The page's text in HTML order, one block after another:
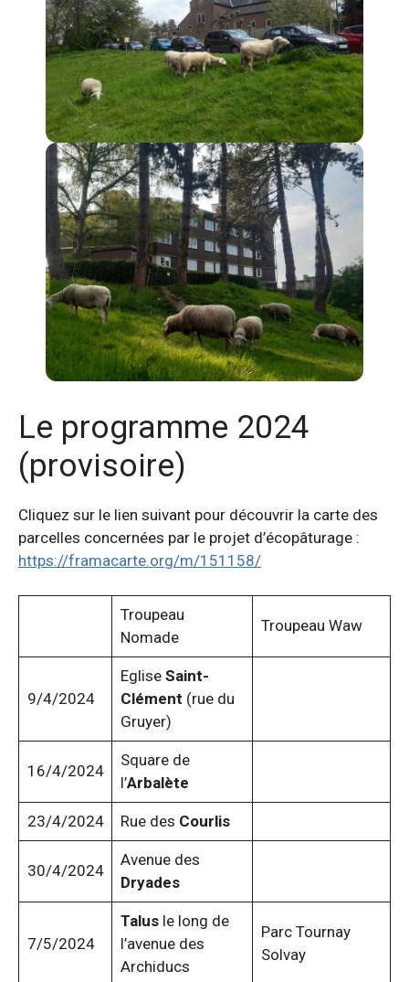
Le programme 2024
(provisoire)
Cliquez sur le lien suivant pour découvrir la carte des
parcelles concernées par le projet d’écopâturage :
https://framacarte.org/m/151158/
Troupeau
Nomade
Troupeau Waw
9/4/2024
Eglise Saint-
Clément (rue du
Gruyer)
16/4/2024
Square de
l’Arbalète
23/4/2024 Rue des Courlis
30/4/2024
Avenue des
Dryades
7/5/2024
Talusle long de
l’avenue des
Archiducs
Parc Tournay
Solvay